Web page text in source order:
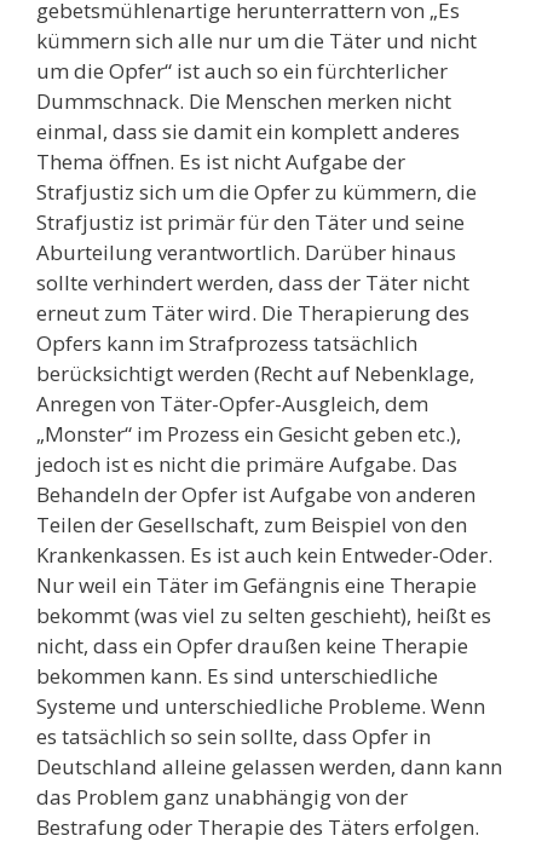
gebetsmühlenartige herunterrattern von „Es
kümmern sich alle nur um die Täter und nicht
um die Opfer“ ist auch so ein fürchterlicher
Dummschnack. Die Menschen merken nicht
einmal, dass sie damit ein komplett anderes
Thema öffnen. Es ist nicht Aufgabe der
Strafjustiz sich um die Opfer zu kümmern, die
Strafjustiz ist primär für den Täter und seine
Aburteilung verantwortlich. Darüber hinaus
sollte verhindert werden, dass der Täter nicht
erneut zum Täter wird. Die Therapierung des
Opfers kann im Strafprozess tatsächlich
berücksichtigt werden (Recht auf Nebenklage,
Anregen von Täter-Opfer-Ausgleich, dem
„Monster“ im Prozess ein Gesicht geben etc.),
jedoch ist es nicht die primäre Aufgabe. Das
Behandeln der Opfer ist Aufgabe von anderen
Teilen der Gesellschaft, zum Beispiel von den
Krankenkassen. Es ist auch kein Entweder-Oder.
Nur weil ein Täter im Gefängnis eine Therapie
bekommt (was viel zu selten geschieht), heißt es
nicht, dass ein Opfer draußen keine Therapie
bekommen kann. Es sind unterschiedliche
Systeme und unterschiedliche Probleme. Wenn
es tatsächlich so sein sollte, dass Opfer in
Deutschland alleine gelassen werden, dann kann
das Problem ganz unabhängig von der
Bestrafung oder Therapie des Täters erfolgen.